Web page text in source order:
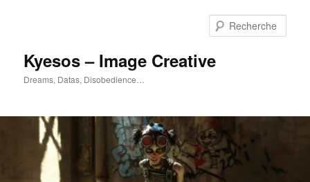
Kyesos – Image Creative
Dreams, Datas, Disobedience…